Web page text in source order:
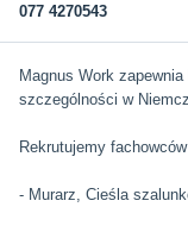
077 4270543
Magnus Work
szczególności w
Rekrutujemy
- Murarz, Cieśla